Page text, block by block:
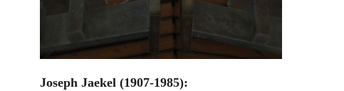
Joseph Jaekel (1907-1985):